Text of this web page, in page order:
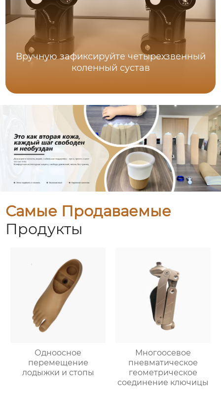
Вручную зафиксируйте четырехзвенный
коленный сустав
Самые Продаваемые
Продукты
Одноосное
перемещение
лодыжки и стопы
Многоосевое
пневматическое
геометрическое
соединение ключицы